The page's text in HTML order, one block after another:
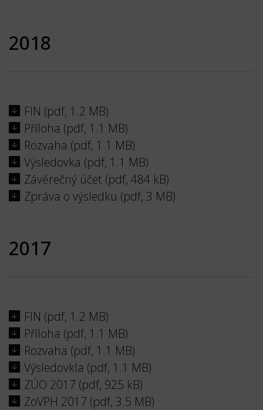
2018
FIN (pdf, 1.2 MB)
Příloha (pdf, 1.1 MB)
Rozvaha (pdf, 1.1 MB)
Výsledovka (pdf, 1.1 MB)
Závěrečný účet (pdf, 484 kB)
Zpráva o výsledku (pdf, 3 MB)
2017
FIN (pdf, 1.2 MB)
Příloha (pdf, 1.1 MB)
Rozvaha (pdf, 1.1 MB)
Výsledovkla (pdf, 1.1 MB)
ZÚO 2017 (pdf, 925 kB)
ZoVPH 2017 (pdf, 3.5 MB)